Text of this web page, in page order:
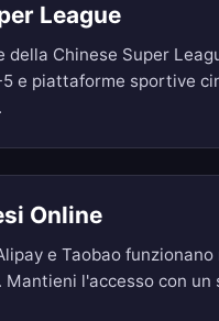
League
della Chinese Super
e piattaforme sportive
Online
e Taobao funzionano
Mantieni l'accesso con un